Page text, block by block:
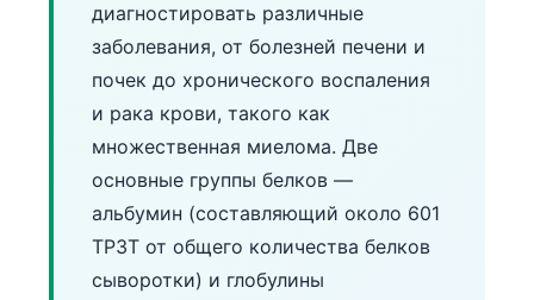
диагностировать различные
заболевания, от болезней печени и
почек до хронического воспаления
и рака крови, такого как
множественная миелома. Две
основные группы белков —
альбумин (составляющий около 601
TP3T от общего количества белков
сыворотки) и глобулины